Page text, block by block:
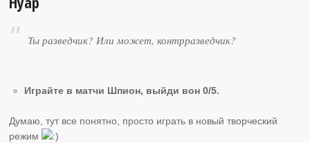
Ты разведчик? Или может, контрразведчик?
Играйте в матчи Шпион, выйди вон 0/5.
Думаю, тут все понятно, просто играть в новый творческий
режим